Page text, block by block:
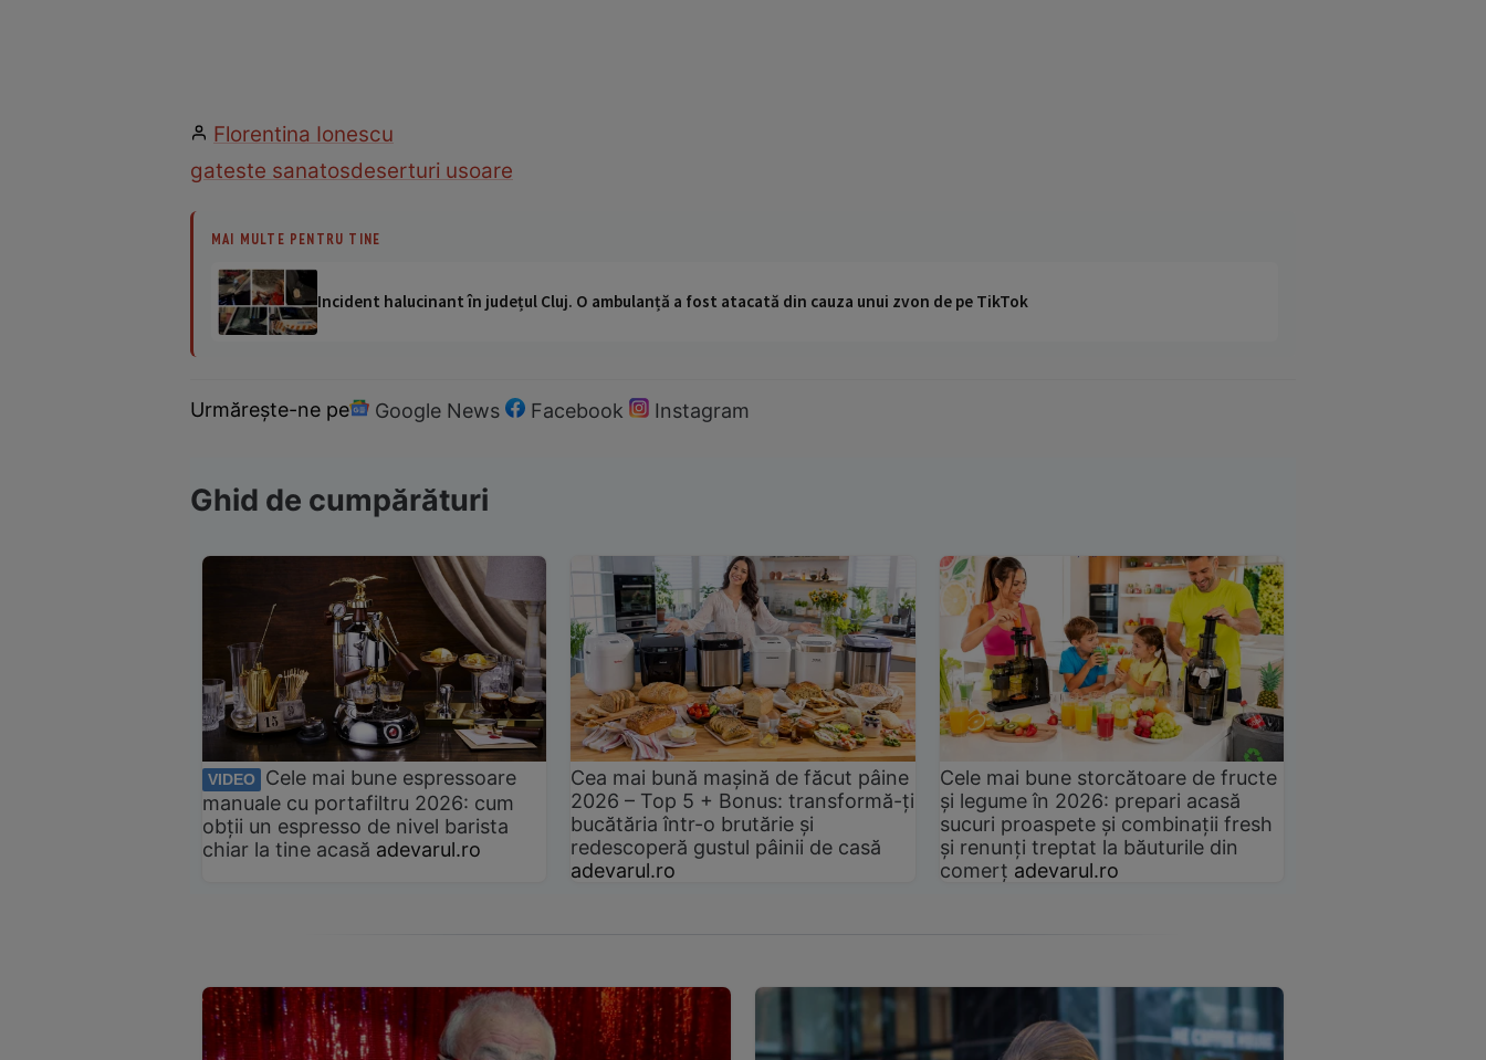
Florentina Ionescu
gateste sanatosdeserturi usoare
MAI MULTE PENTRU TINE
Incident halucinant în județul Cluj. O ambulanță a fost atacată din cauza unui zvon de pe TikTok
Urmărește-ne pe Google News Facebook Instagram
Ghid de cumpărături
VIDEO
Cele mai bune espressoare
manuale cu portafiltru 2026: cum
obții un espresso de nivel barista
chiar la tine acasă adevarul.ro
Cea mai bună mașină de făcut pâine
2026 – Top 5 + Bonus: transformă-ți
bucătăria într-o brutărie și
redescoperă gustul pâinii de casă
adevarul.ro
Cele mai bune storcătoare de fructe
și legume în 2026: prepari acasă
sucuri proaspete și combinații fresh
și renunți treptat la băuturile din
comerț adevarul.ro